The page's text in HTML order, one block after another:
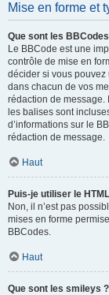
Mise en forme et
Que sont les
Le BBCode est une
contrôle de mise en
décider si vous
dans chacun de vos
rédaction de message.
les balises sont
d’informations sur le
rédaction de message.
Haut
Puis-je utiliser le
Non, il n’est pas
mises en forme
BBCodes.
Haut
Que sont les smileys ?